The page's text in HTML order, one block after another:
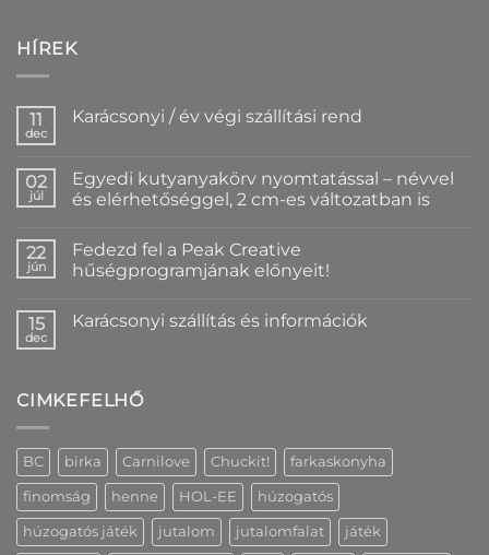
HÍREK
11
dec
Karácsonyi / év végi szállítási rend
Karácsonyi
/
év
rend
bejegyzéshez
02
júl
Egyedi kutyanyakörv nyomtatással – névvel
és elérhetőséggel, 2 cm-es változatban is
a(z)
Egyedi
kutyanyakörv
névvel
es
változatban
22
jún
Fedezd fel a Peak Creative
hűségprogramjának előnyeit!
a(z)
Creative
hűségprogramjának
15
dec
Karácsonyi szállítás és információk
szállítás
CIMKEFELHŐ
BC birka Carnilove Chuckit! farkaskonyha
finomság henne HOL-EE húzogatós
húzogatós játék jutalom jutalomfalat játék